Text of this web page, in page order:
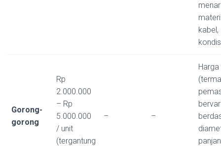
kabel,
Gorong-
gorong
Rp
2.000.000
– Rp
5.000.000
/ unit
(tergantung
– –